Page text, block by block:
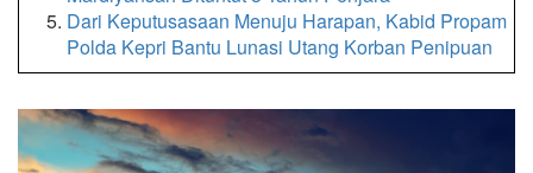
Dari Keputusasaan Menuju Harapan, Kabid Propam
Polda Kepri Bantu Lunasi Utang Korban Penipuan